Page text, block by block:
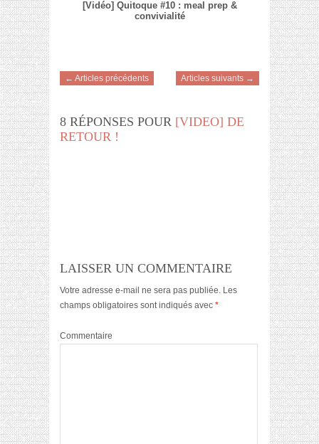
[Vidéo] Quitoque #10 : meal prep &
convivialité
← Articles précédents Articles suivants →
8 RÉPONSES POUR [VIDEO] DE
RETOUR !
LAISSER UN COMMENTAIRE
Votre adresse e-mail ne sera pas publiée. Les
champs obligatoires sont indiqués avec *
Commentaire